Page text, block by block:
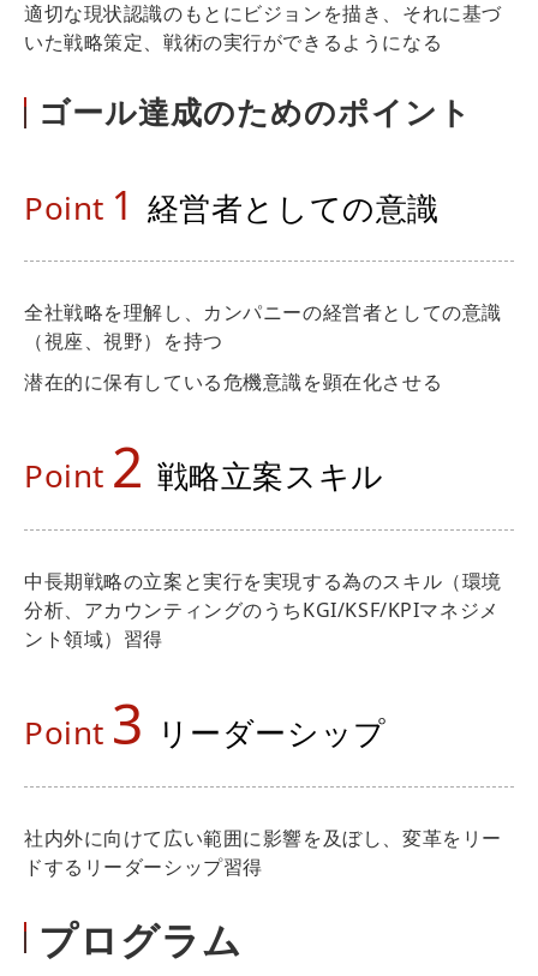
適切な現状認識のもとにビジョンを描き、それに基づ
いた戦略策定、戦術の実行ができるようになる
ゴール達成のためのポイント
Point 1 経営者としての意識
全社戦略を理解し、カンパニーの経営者としての意識
（視座、視野）を持つ
潜在的に保有している危機意識を顕在化させる
Point 2 戦略立案スキル
中長期戦略の立案と実行を実現する為のスキル（環境
分析、アカウンティングのうちKGI/KSF/KPIマネジメ
ント領域）習得
Point 3 リーダーシップ
社内外に向けて広い範囲に影響を及ぼし、変革をリー
ドするリーダーシップ習得
プログラム